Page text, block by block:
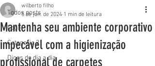
Todos posts
Logo
Categoria 2
Dicas do dia a dia
Mantenha seu ambiente corporativo
impecável com a higienização
profissional de carpetes
wilberto filho
5 de jan. de 2024 1 min de leitura